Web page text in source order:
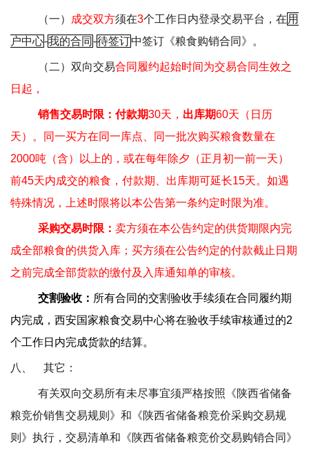
（一） 成交双方须在3个工作日内登录交易平台，在 用
户中心-我的合同 -待签订中签订《粮食购销合同》。
（二）双向交易合同履约起始时间为交易合同生效之
日起，
销售交易时限：付款期30天， 出库期60天（日历
天）。同一买方在同一库点、同一批次购买粮食数量在
2000吨（含）以上的，或在每年除夕（正月初一前一天）
前45天内成交的粮食，付款期、出库期可延长15天。如遇
特殊情况，上述时限将以本公告第一条约定时限为准。
采购交易时限： 卖方须在本公告约定的供货期限内完
成全部粮食的供货入库；买方须在公告约定的付款截止日期
之前完成全部货款的缴付及入库通知单的审核。
交割验收： 所有合同的交割验收手续须在合同履约期
内完成，西安国家粮食交易中心将在验收手续审核通过的2
个工作日内完成货款的结算。
八、 其它：
有关双向交易所有未尽事宜须严格按照《陕西省储备
粮竞价销售交易规则》和《陕西省储备粮竞价采购交易规
则》执行，交易清单和《陕西省储备粮竞价交易购销合同》